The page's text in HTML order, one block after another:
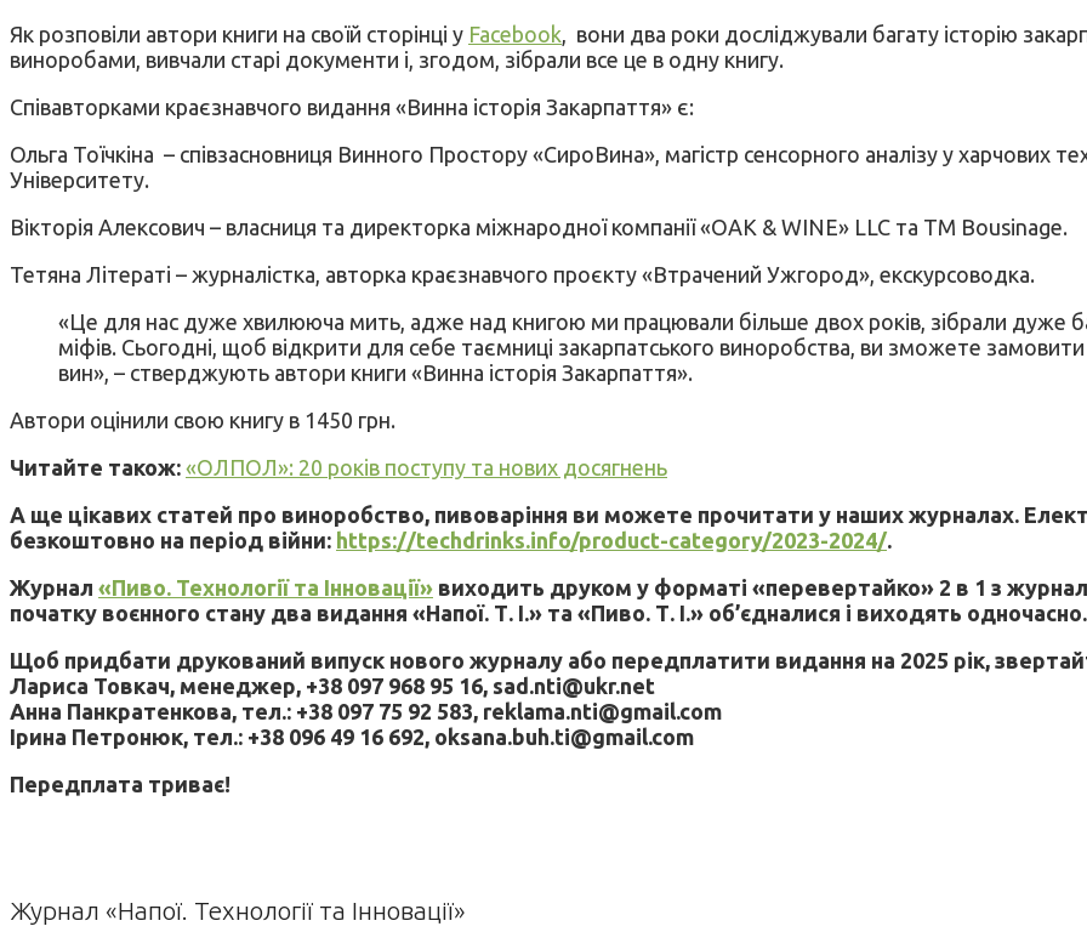
Як розповіли автори книги на своїй сторінці у Facebook , вони два роки досліджували багату історію
виноробами, вивчали старі документи і, згодом, зібрали все це в одну книгу.
Співавторками краєзнавчого видання «Винна історія Закарпаття» є:
Ольга Тоїчкіна – cпівзасновниця Винного Простору «СироВина», магістр сенсорного аналізу у харчових
Університету.
Вікторія Алексович – власниця та директорка міжнародної компанії «OAK & WINE» LLC та ТМ Bousinage.
Тетяна Літераті – журналістка, авторка краєзнавчого проєкту «Втрачений Ужгород», екскурсоводка.
«Це для нас дуже хвилююча мить, адже над книгою ми працювали більше двох років, зібрали дуже
міфів. Сьогодні, щоб відкрити для себе таємниці закарпатського виноробства, ви зможете замовити
вин», – стверджують автори книги «Винна історія Закарпаття».
Автори оцінили свою книгу в 1450 грн.
Читайте також: «ОЛПОЛ»: 20 років поступу та нових досягнень
А ще цікавих статей про виноробство, пивоваріння ви можете прочитати у наших журналах.
безкоштовно на період війни: https://techdrinks.info/product-category/2023-2024/.
Журнал «Пиво. Технології та Інновації» виходить друком у форматі «перевертайко» 2 в 1 з
початку воєнного стану два видання «Напої. Т. І.» та «Пиво. Т. І.» об’єдналися і виходять одночасно.
Щоб придбати друкований випуск нового журналу або передплатити видання на 2025 рік,
Лариса Товкач, менеджер, +38 097 968 95 16, sad.nti@ukr.net
Анна Панкратенкова, тел.: +38 097 75 92 583, reklama.nti@gmail.com
Ірина Петронюк, тел.: +38 096 49 16 692, oksana.buh.ti@gmail.com
Передплата триває!
Журнал «Напої. Технології та Інновації»